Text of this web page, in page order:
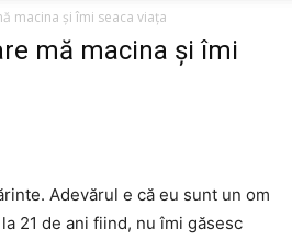
macina şi îmi seaca viaţa
mă macina şi îmi
Adevărul e că eu sunt un om
21 de ani fiind, nu îmi găsesc